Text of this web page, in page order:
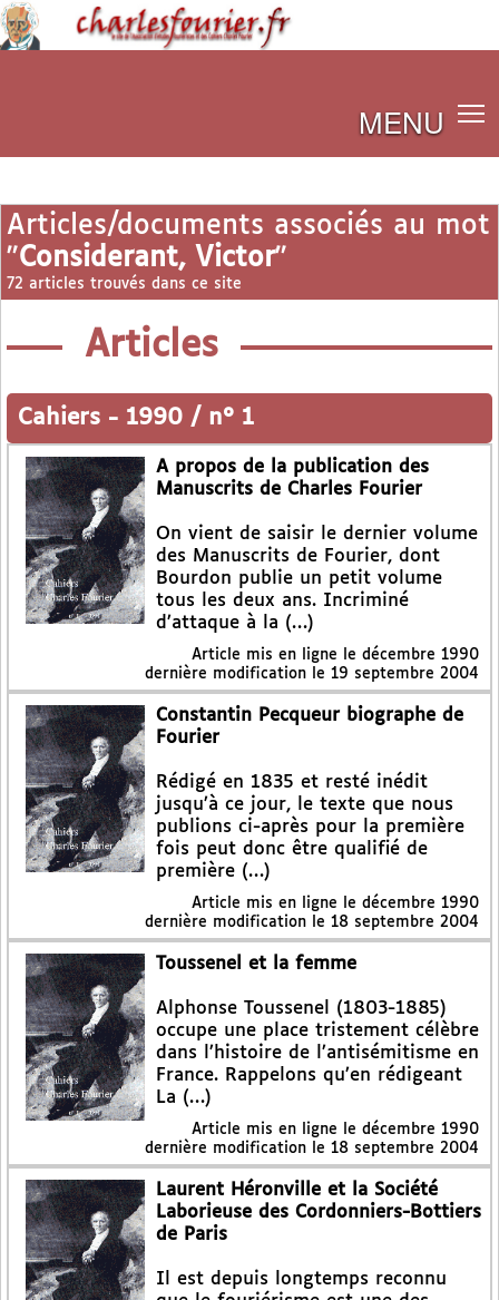
MENU
Articles/documents associés au mot
"Considerant, Victor"
72 articles trouvés dans ce site
Articles
Cahiers - 1990 / n° 1
A propos de la publication des
Manuscrits de Charles Fourier
On vient de saisir le dernier volume
des Manuscrits de Fourier, dont
Bourdon publie un petit volume
tous les deux ans. Incriminé
d’attaque à la (…)
Article mis en ligne le décembre 1990
dernière modification le 19 septembre 2004
Constantin Pecqueur biographe de
Fourier
Rédigé en 1835 et resté inédit
jusqu’à ce jour, le texte que nous
publions ci-après pour la première
fois peut donc être qualifié de
première (…)
Article mis en ligne le décembre 1990
dernière modification le 18 septembre 2004
Toussenel et la femme
Alphonse Toussenel (1803-1885)
occupe une place tristement célèbre
dans l’histoire de l’antisémitisme en
France. Rappelons qu’en rédigeant
La (…)
Article mis en ligne le décembre 1990
dernière modification le 18 septembre 2004
Laurent Héronville et la Société
Laborieuse des Cordonniers-Bottiers
de Paris
Il est depuis longtemps reconnu